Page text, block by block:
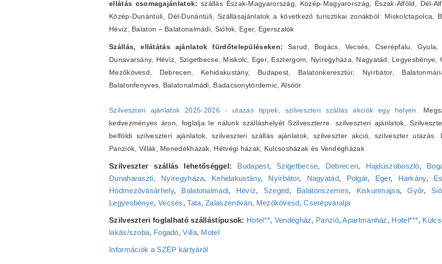
ellátás csomagajánlatok: szállás Észak-Magyarország, Közép-Magyarország, Észak-Alföld, Dél-
Közép-Dunántúli, Dél-Dunántúli, Szállásajánlatok a következő turisztikai zonákból: Miskolctapolca,
Hévíz, Balaton – Balatonalmádi, Siófok, Eger, Egerszalók
Szállás, ellátátás ajánlatok fürdőtelepüléseken:Sarud, Bogács, Vecsés, Cserépfalu, Gyula,
Dunavarsány, Hévíz, Szigetbecse, Miskolc, Eger, Esztergom, Nyíregyháza, Nagyatád, Legyesbénye,
Mezőkövesd, Debrecen, Kehidakustány, Budapest, Balatonkeresztúr, Nyírbátor,
Balatonfenyves, Balatonalmádi, Badacsonytördemic, Alsóör
Szilveszteri ajánlatok 2025-2026 - utazás tippek, szilveszteri szállás akciók egy helyen.
kedvezményes áron, foglalja le nálunk szálláshelyét Szilveszterre. szilveszteri ajánlatok,
belföldi szilveszteri ajánlatok, szilveszteri szállás ajánlatok, szilveszter akció, szilveszter utazás.
Panziók, Villák, Menedékházak, Hétvégi házak, Kulcsosházak és Vendégházak
Szilveszter szállás lehetőséggel: Budapest, Szigetbecse, Debrecen, Hajdúszoboszló,
Dunaharaszti, Nyíregyháza, Kehidakustány, Nyírbátor, Nagyatád, Polgár, Eger, Harkány,
Hódmezővásárhely, Balatonalmádi, Hévíz, Szeged, Balatonszemes, Kiskunmajsa,Győr,
Legyesbénye, Vecsés,Tata,Zalaszentiván, Mezőkövesd,Cserépváralja
Szilveszteri foglalható szállástípusok: Hotel**, Vendégház, Panzió,Apartmanház, Hotel***,
lakás/szoba, Fogadó,Villa, Motel
Információk a SZÉP kártyáról